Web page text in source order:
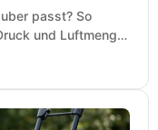
passt? So
und Luftmenge